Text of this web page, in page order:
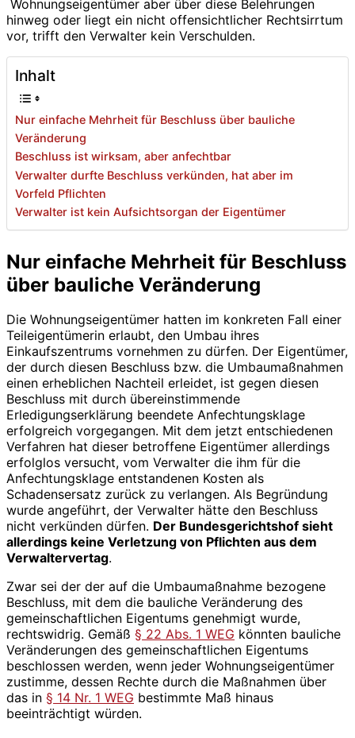
Wohnungseigentümer aber über diese Belehrungen
hinweg oder liegt ein nicht offensichtlicher Rechtsirrtum
vor, trifft den Verwalter kein Verschulden.
Inhalt
Nur einfache Mehrheit für Beschluss über bauliche
Veränderung
Beschluss ist wirksam, aber anfechtbar
Verwalter durfte Beschluss verkünden, hat aber im
Vorfeld Pflichten
Verwalter ist kein Aufsichtsorgan der Eigentümer
Nur einfache Mehrheit für Beschluss
über bauliche Veränderung
Die Wohnungseigentümer hatten im konkreten Fall einer
Teileigentümerin erlaubt, den Umbau ihres
Einkaufszentrums vornehmen zu dürfen. Der Eigentümer,
der durch diesen Beschluss bzw. die Umbaumaßnahmen
einen erheblichen Nachteil erleidet, ist gegen diesen
Beschluss mit durch übereinstimmende
Erledigungserklärung beendete Anfechtungsklage
erfolgreich vorgegangen. Mit dem jetzt entschiedenen
Verfahren hat dieser betroffene Eigentümer allerdings
erfolglos versucht, vom Verwalter die ihm für die
Anfechtungsklage entstandenen Kosten als
Schadensersatz zurück zu verlangen. Als Begründung
wurde angeführt, der Verwalter hätte den Beschluss
nicht verkünden dürfen. Der Bundesgerichtshof sieht
allerdings keine Verletzung von Pflichten aus dem
Verwaltervertag.
Zwar sei der der auf die Umbaumaßnahme bezogene
Beschluss, mit dem die bauliche Veränderung des
gemeinschaftlichen Eigentums genehmigt wurde,
rechtswidrig. Gemäß § 22 Abs. 1 WEG könnten bauliche
Veränderungen des gemeinschaftlichen Eigentums
beschlossen werden, wenn jeder Wohnungseigentümer
zustimme, dessen Rechte durch die Maßnahmen über
das in § 14 Nr. 1 WEG bestimmte Maß hinaus
beeinträchtigt würden.